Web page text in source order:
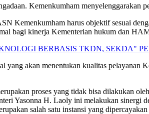
Kemenkumham menyelenggarakan
Kemenkumham harus objektif sesuai
bagi kinerja Kementerian hukum dan
BERBASIS TKDN, SEKDA"
yang akan menentukan kualitas pelayanan
proses yang tidak bisa dilakukan
Yasonna H. Laoly ini melakukan
salah satu instansi yang